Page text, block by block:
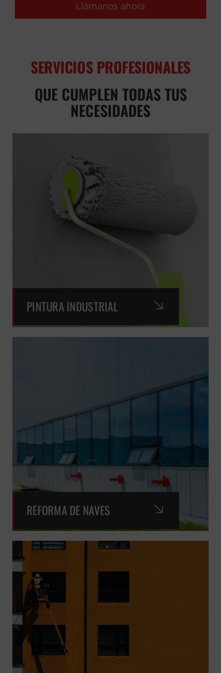
Llámanos ahora
SERVICIOS PROFESIONALES
QUE CUMPLEN TODAS TUS
NECESIDADES
PINTURA INDUSTRIAL
REFORMA DE NAVES